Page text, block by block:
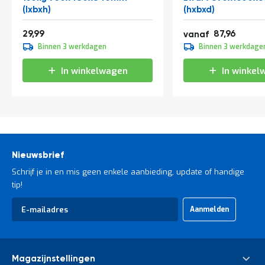
t
Mijn
account
(lxbxh)
29,99
Binnen 3 werkdagen
In winkelwagen
(hxbxd)
vanaf 87,96
106,43
109,95
133,04
Binnen 3
In
Nieuwsbrief
Schrijf je in en mis geen enkele aanbieding, update of handige
tip!
Abonneer
op
Aanmelden
Magazijnstellingen